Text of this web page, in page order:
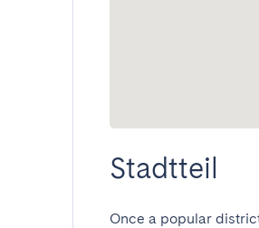
Stadtteil
Once a popular